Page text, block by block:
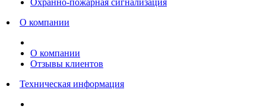
Охранно-пожарная сигнализация
О компании
О компании
Отзывы клиентов
Техническая информация